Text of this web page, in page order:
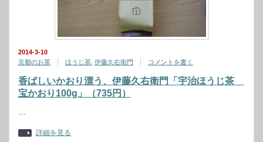
2014-3-10
京都のお茶
ほうじ茶 伊藤久右衛門 コメントを書く
香ばしいかおり漂う、伊藤久右衛門「宇治ほうじ茶
宝かおり100g」（735円）
詳細を見る